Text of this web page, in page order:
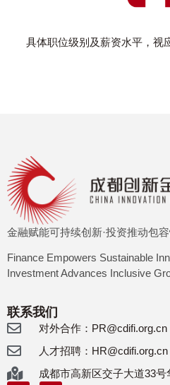
具体职位级别及薪资水平，视
金融赋能可持续创新·投资推动包
Finance Empowers Sustainable
Investment Advances Inclusive
联系我们
对外合作：PR@cdifi.org.cn
人才招聘：HR@cdifi.org.cn
成都市高新区交子大道33